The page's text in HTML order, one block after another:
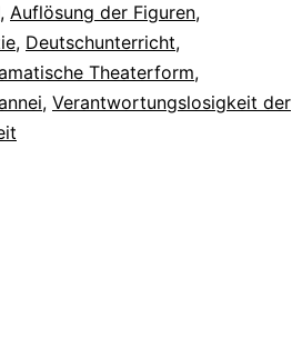
, Auflösung der Figuren,
, Deutschunterricht,
Theaterform,
, Verantwortungslosigkeit der